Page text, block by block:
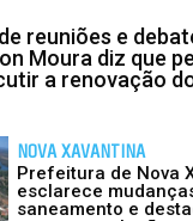
reuniões e
Moura diz que
a renovação
NOVA XAVANTINA
Prefeitura de Nova
esclarece
saneamento e